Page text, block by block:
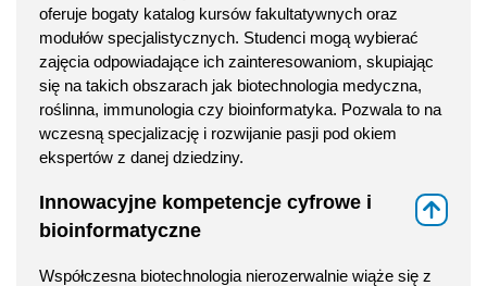
oferuje bogaty katalog kursów fakultatywnych oraz
modułów specjalistycznych. Studenci mogą wybierać
zajęcia odpowiadające ich zainteresowaniom, skupiając
się na takich obszarach jak biotechnologia medyczna,
roślinna, immunologia czy bioinformatyka. Pozwala to na
wczesną specjalizację i rozwijanie pasji pod okiem
ekspertów z danej dziedziny.
Innowacyjne kompetencje cyfrowe i
bioinformatyczne
Współczesna biotechnologia nierozerwalnie wiąże się z